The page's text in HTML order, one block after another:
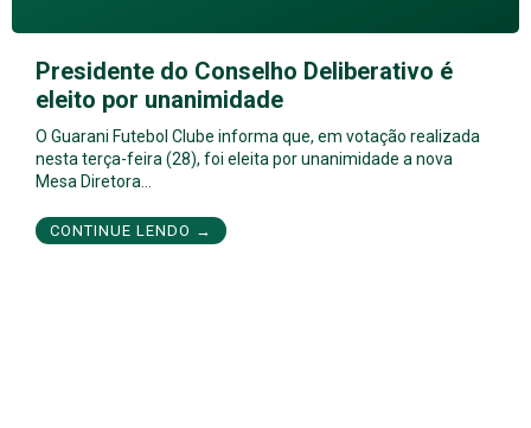
Presidente do Conselho Deliberativo é
eleito por unanimidade
O Guarani Futebol Clube informa que, em votação realizada
nesta terça-feira (28), foi eleita por unanimidade a nova
Mesa Diretora…
CONTINUE LENDO →